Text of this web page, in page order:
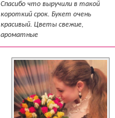
Спасибо что выручили в такой
короткий срок. Букет очень
красивый. Цветы свежие,
ароматные